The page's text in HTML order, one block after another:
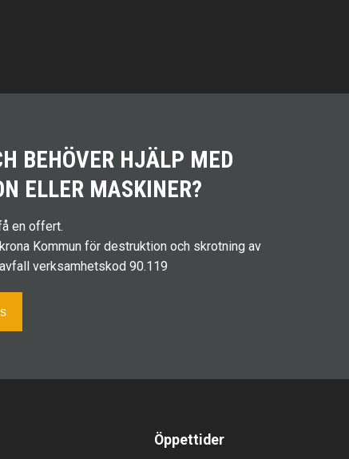
BEHÖVER HJÄLP MED
ELLER MASKINER?
en offert.
Kommun för destruktion och skrotning av
verksamhetskod 90.119
Öppettider